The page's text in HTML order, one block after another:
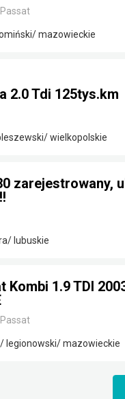
Passat
mazowieckie
2.0 Tdi 125tys.km
wielkopolskie
zarejestrowany,
lubuskie
Kombi 1.9 TDI
Passat
legionowski/ mazowieckie